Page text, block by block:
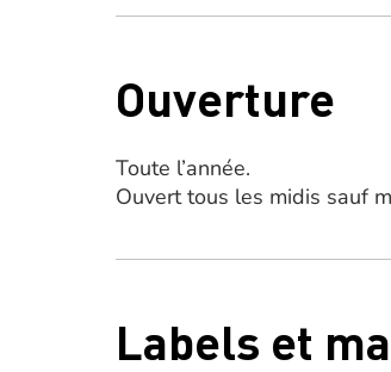
Ouverture
Toute l’année.
Ouvert tous les midis sauf
Labels et